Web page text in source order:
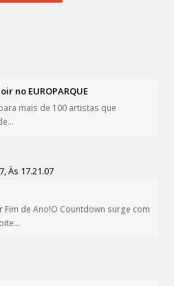
no EUROPARQUE
mais de 100 artistas que
Fim de Ano!O Countdown surge com